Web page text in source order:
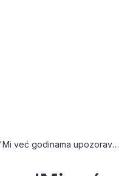
Liječnik Bressan: 'Mi već godinama upozoravamo da je ovo godina loma gdje sve puca, a rješenje postoji'